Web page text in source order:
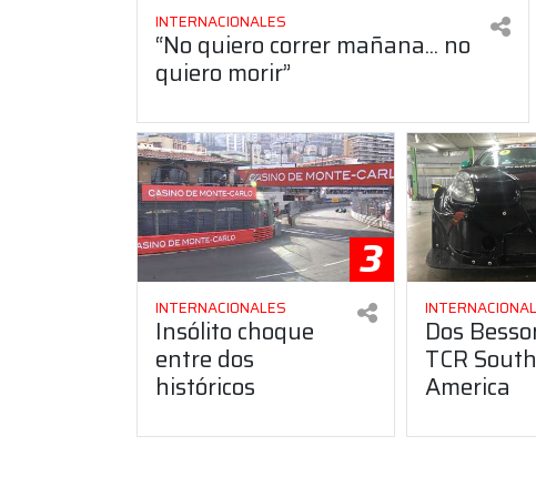
INTERNACIONALES
“No quiero correr mañana... no
quiero morir”
3
INTERNACIONALES
Insólito choque
entre dos
históricos
Dos
TCR South
America